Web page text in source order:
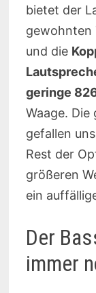
bietet der
gewohnten
und die
geringe
Waage.
gefallen
Rest der
größeren
ein
Der
immer